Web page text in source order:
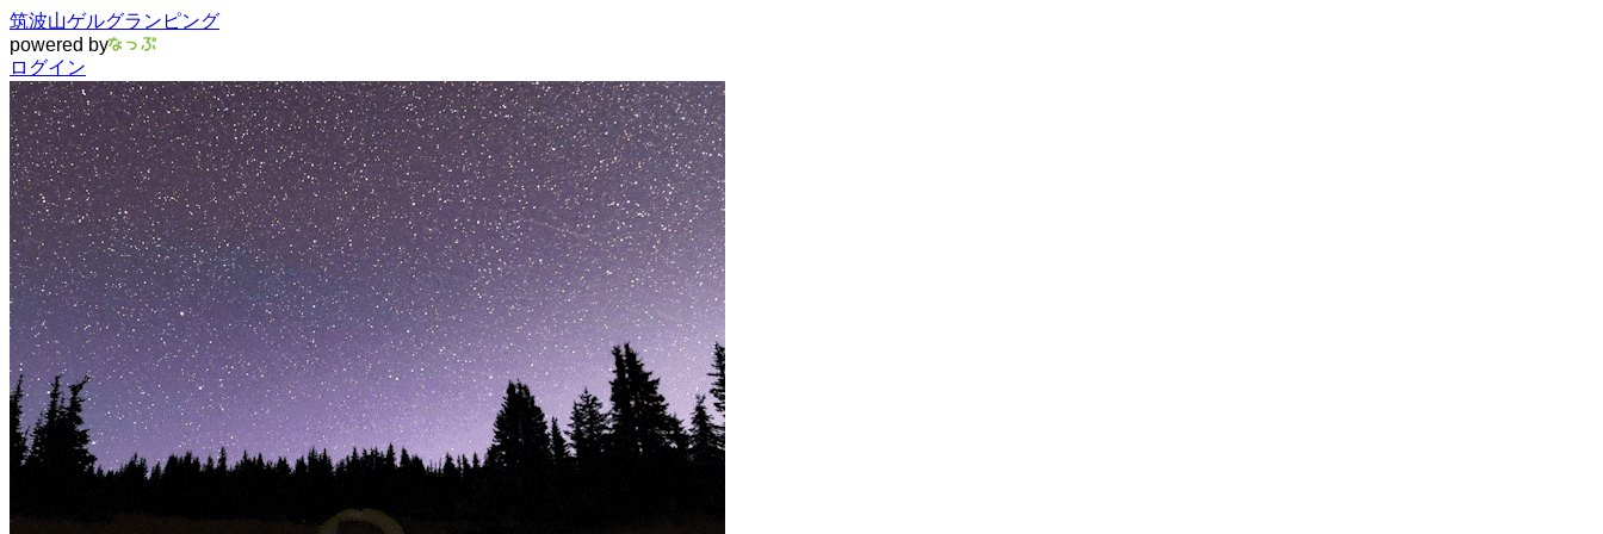
筑波山ゲルグランピング
powered by
ログイン